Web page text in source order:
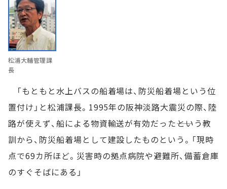
松浦大輔管理課
長
「もともと水上バスの船着場は、防災船着場という位
置付け」と松浦課長。1995年の阪神淡路大震災の際、陸
路が使えず、船による物資輸送が有効だった――という教
訓から、防災船着場として建設したものという。「現時
点で69カ所ほど。災害時の拠点病院や避難所、備蓄倉庫
のすぐそばにある」